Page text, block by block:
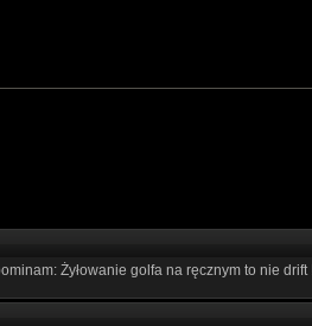
Żyłowanie golfa na ręcznym to nie drift